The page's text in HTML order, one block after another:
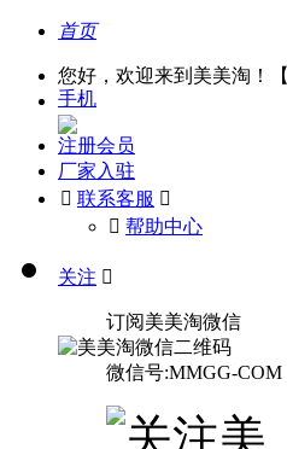
首页
您好，欢迎来到美美淘！【
手机
注册会员
厂家入驻
 联系客服 
󰅃 帮助中心
关注 
订阅美美淘微信
微信号:MMGG-COM